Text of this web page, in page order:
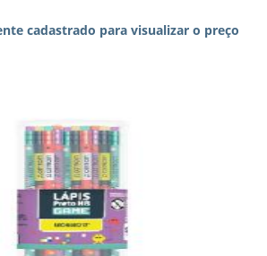
cadastrado para visualizar o preço